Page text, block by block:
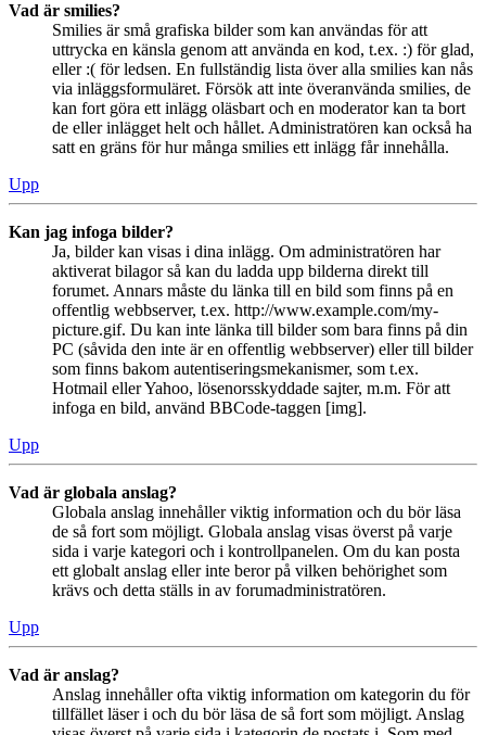
Vad är smilies?
Smilies är små grafiska bilder som kan användas för att
uttrycka en känsla genom att använda en kod, t.ex. :) för glad,
eller :( för ledsen. En fullständig lista över alla smilies kan nås
via inläggsformuläret. Försök att inte överanvända smilies, de
kan fort göra ett inlägg oläsbart och en moderator kan ta bort
de eller inlägget helt och hållet. Administratören kan också ha
satt en gräns för hur många smilies ett inlägg får innehålla.
Upp
Kan jag infoga bilder?
Ja, bilder kan visas i dina inlägg. Om administratören har
aktiverat bilagor så kan du ladda upp bilderna direkt till
forumet. Annars måste du länka till en bild som finns på en
offentlig webbserver, t.ex. http://www.example.com/my-
picture.gif. Du kan inte länka till bilder som bara finns på din
PC (såvida den inte är en offentlig webbserver) eller till bilder
som finns bakom autentiseringsmekanismer, som t.ex.
Hotmail eller Yahoo, lösenorsskyddade sajter, m.m. För att
infoga en bild, använd BBCode-taggen [img].
Upp
Vad är globala anslag?
Globala anslag innehåller viktig information och du bör läsa
de så fort som möjligt. Globala anslag visas överst på varje
sida i varje kategori och i kontrollpanelen. Om du kan posta
ett globalt anslag eller inte beror på vilken behörighet som
krävs och detta ställs in av forumadministratören.
Upp
Vad är anslag?
Anslag innehåller ofta viktig information om kategorin du för
tillfället läser i och du bör läsa de så fort som möjligt. Anslag